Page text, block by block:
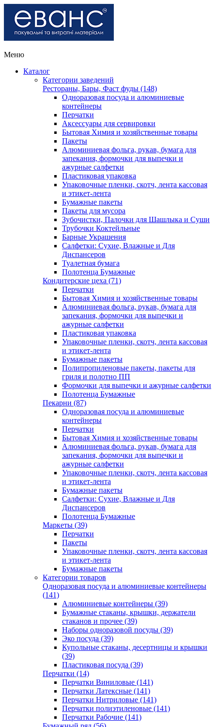
Меню
Каталог
Категории заведений
Рестораны, Бары, Фаст фуды (148)
Одноразовая посуда и алюминиевые
контейнеры
Перчатки
Аксессуары для сервировки
Бытовая Химия и хозяйственные товары
Пакеты
Алюминиевая фольга, рукав, бумага для
запекания, формочки для выпечки и
ажурные салфетки
Пластиковая упаковка
Упаковочные пленки, скотч, лента кассовая
и этикет-лента
Бумажные пакеты
Пакеты для мусора
Зубочистки, Палочки для Шашлыка и Суши
Трубочки Коктейльные
Барные Украшения
Салфетки: Сухие, Влажные и Для
Диспансеров
Туалетная бумага
Полотенца Бумажные
Кондитерские цеха (71)
Перчатки
Бытовая Химия и хозяйственные товары
Алюминиевая фольга, рукав, бумага для
запекания, формочки для выпечки и
ажурные салфетки
Пластиковая упаковка
Упаковочные пленки, скотч, лента кассовая
и этикет-лента
Бумажные пакеты
Полипропиленовые пакеты, пакеты для
гриля и полотно ПП
Формочки для выпечки и ажурные салфетки
Полотенца Бумажные
Пекарни (87)
Одноразовая посуда и алюминиевые
контейнеры
Перчатки
Бытовая Химия и хозяйственные товары
Алюминиевая фольга, рукав, бумага для
запекания, формочки для выпечки и
ажурные салфетки
Упаковочные пленки, скотч, лента кассовая
и этикет-лента
Бумажные пакеты
Салфетки: Сухие, Влажные и Для
Диспансеров
Полотенца Бумажные
Маркеты (39)
Перчатки
Пакеты
Упаковочные пленки, скотч, лента кассовая
и этикет-лента
Бумажные пакеты
Категории товаров
Одноразовая посуда и алюминиевые контейнеры
(141)
Алюминиевые контейнеры (39)
Бумажные стаканы, крышки, держатели
стаканов и прочее (39)
Наборы одноразовой посуды (39)
Эко посуда (39)
Купольные стаканы, десертницы и крышки
(39)
Пластиковая посуда (39)
Перчатки (14)
Перчатки Виниловые (141)
Перчатки Латексные (141)
Перчатки Нитриловые (141)
Перчатки полиэтиленовые (141)
Перчатки Рабочие (141)